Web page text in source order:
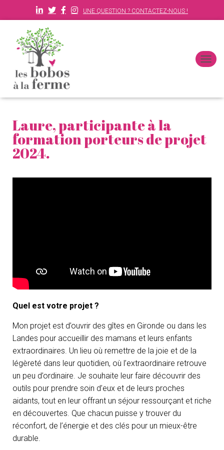
UNE QUESTION ? CONTACTEZ-NOUS !
D
A
Laure, participante à la
formation porteurs de projet
2024.
Quel est votre projet ?
Mon projet est d’ouvrir des gîtes en Gironde ou dans les
Landes pour accueillir des mamans et leurs enfants
extraordinaires. Un lieu où remettre de la joie et de la
légèreté dans leur quotidien, où l’extraordinaire retrouve
un peu d’ordinaire. Je souhaite leur faire découvrir des
outils pour prendre soin d’eux et de leurs proches
aidants, tout en leur offrant un séjour ressourçant et riche
en découvertes. Que chacun puisse y trouver du
réconfort, de l’énergie et des clés pour un mieux-être
durable.